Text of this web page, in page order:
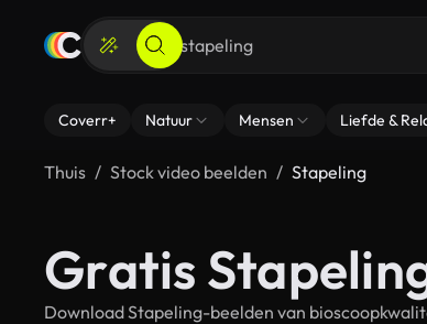
Coverr+ Natuur Mensen Liefde &
Thuis Stock video beelden Stapeling
Gratis
Download Stapeling-beelden van